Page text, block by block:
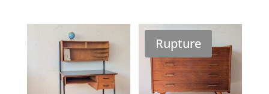
Rupture